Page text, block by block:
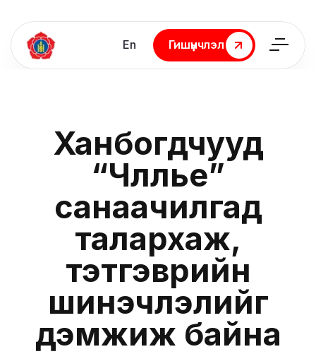
En
Гишүүнчлэл
Гишүүнчлэл
Ханбогдчууд
“Чөлөөлье”
санаачилгад
талархаж,
тэтгэврийн
шинэчлэлийг
дэмжиж байна